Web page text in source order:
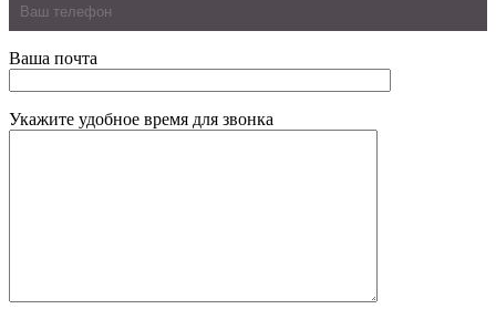
Ваша почта
Укажите удобное время для звонка